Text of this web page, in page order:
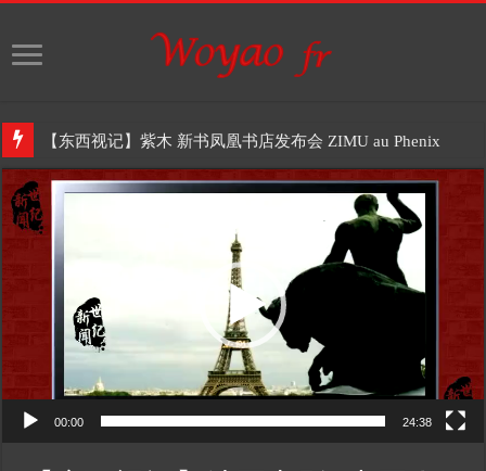
【东西视记】紫木 新书凤凰书店发布会 ZIMU au Phenix
Video
Player
00:00 24:38